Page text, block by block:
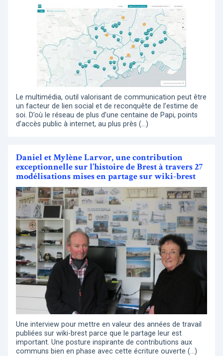
Le multimédia, outil valorisant de communication peut être
un facteur de lien social et de reconquête de l’estime de
soi. D’où le réseau de plus d’une centaine de Papi, points
d’accès public à internet, au plus près (…)
Daniel et Mylène Larvor, une contribution
exceptionnelle sur l’histoire de Brest à travers 27
modélisations mises en partage sur wiki-brest
Une interview pour mettre en valeur des années de travail
publiées sur wiki-brest parce que le partage leur est
important. Une posture inspirante de contributions aux
communs bien en phase avec cette écriture ouverte (…)